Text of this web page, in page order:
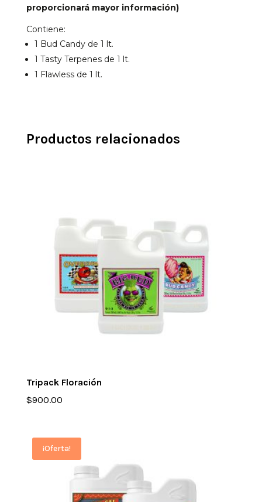
proporcionará mayor información)
Contiene:
1 Bud Candy de 1 lt.
1 Tasty Terpenes de 1 lt.
1 Flawless de 1 lt.
Productos relacionados
Tripack Floración
$900.00
¡Oferta!